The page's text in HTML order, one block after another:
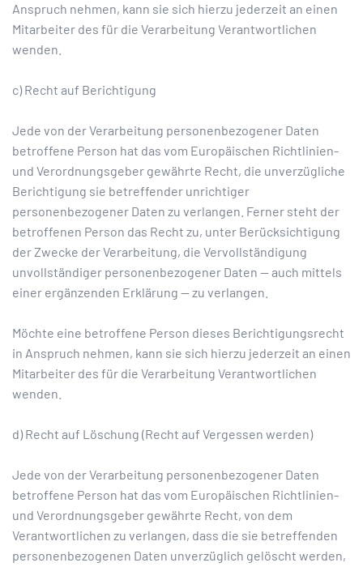
Anspruch nehmen, kann sie sich hierzu jederzeit an einen
Mitarbeiter des für die Verarbeitung Verantwortlichen
wenden.
c) Recht auf Berichtigung
Jede von der Verarbeitung personenbezogener Daten
betroffene Person hat das vom Europäischen Richtlinien-
und Verordnungsgeber gewährte Recht, die unverzügliche
Berichtigung sie betreffender unrichtiger
personenbezogener Daten zu verlangen. Ferner steht der
betroffenen Person das Recht zu, unter Berücksichtigung
der Zwecke der Verarbeitung, die Vervollständigung
unvollständiger personenbezogener Daten — auch mittels
einer ergänzenden Erklärung — zu verlangen.
Möchte eine betroffene Person dieses Berichtigungsrecht
in Anspruch nehmen, kann sie sich hierzu jederzeit an einen
Mitarbeiter des für die Verarbeitung Verantwortlichen
wenden.
d) Recht auf Löschung (Recht auf Vergessen werden)
Jede von der Verarbeitung personenbezogener Daten
betroffene Person hat das vom Europäischen Richtlinien-
und Verordnungsgeber gewährte Recht, von dem
Verantwortlichen zu verlangen, dass die sie betreffenden
personenbezogenen Daten unverzüglich gelöscht werden,